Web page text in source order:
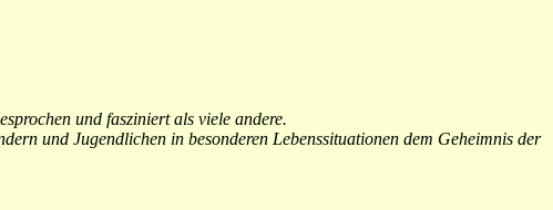
und fasziniert als viele andere.
und Jugendlichen in besonderen Lebenssituationen dem Geheimnis der